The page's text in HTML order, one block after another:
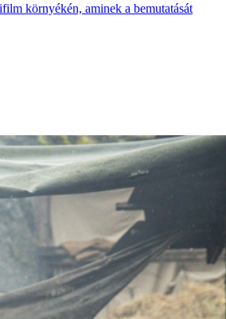
környékén, aminek a bemutatását